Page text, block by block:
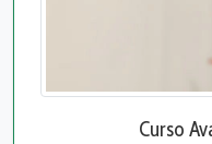
Curso